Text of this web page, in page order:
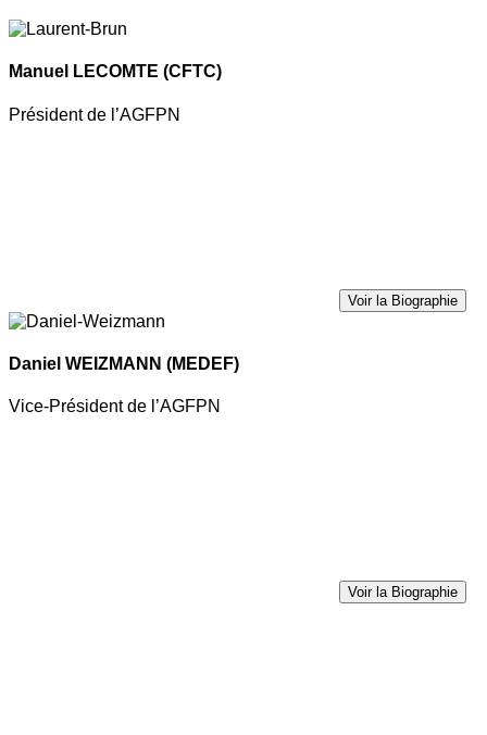
Manuel LECOMTE (CFTC)
Président de l’AGFPN
Voir la Biographie
Daniel WEIZMANN (MEDEF)
Vice-Président de l’AGFPN
Voir la Biographie